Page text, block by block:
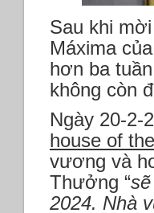
Sau khi
Máxima
hơn ba
không còn
Ngày 20-2-
house of
vương và
Thưởng “
2024. Nhà